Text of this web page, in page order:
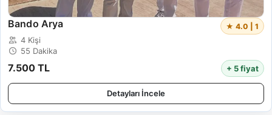
Bando Arya ★ 4.0 | 1
4 Kişi
55 Dakika
7.500 TL + 5 fiyat
Detayları İncele